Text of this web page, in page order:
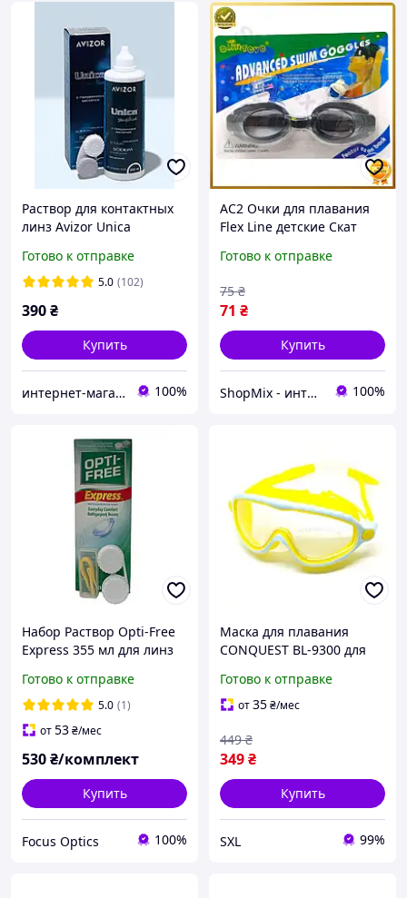
Раствор для контактных
линз Avizor Unica
универсальный раствор +
контейнер для линз
Готово к отправке
5.0 (102)
390₴
Купить
интернет-магазин "ВЗГЛЯД" 100%
AC2 Очки для плавания
Flex Line детские Скат
девочек с прозрачными
Готово к отправке
71 ₴
75 ₴
Купить
ShopMix - интернет-магазин сумок и аксессуаров 100%
Набор Раствор Opti-Free
Express 355 мл для линз
Жидкость пинцет,
контейнер
Готово к отправке
5.0 (1)
от53₴/мес
530₴/комплект
Купить
Focus Optics 100%
Маска для плавания
CONQUEST BL-9300 для
поликарбонатные линзы
гипоаллергенная желто-
Готово к отправке
от35₴/мес
349₴
449 ₴
Купить
SXL 99%